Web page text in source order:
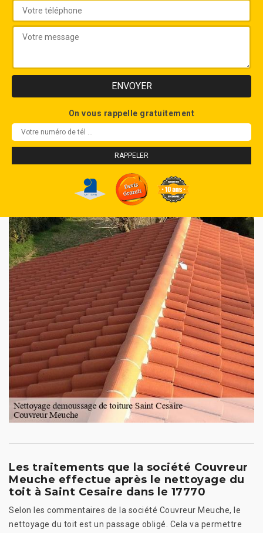
On vous rappelle gratuitement
Les traitements que la société Couvreur
Meuche effectue après le nettoyage du
toit à Saint Cesaire dans le 17770
Selon les commentaires de la société Couvreur Meuche, le
nettoyage du toit est un passage obligé. Cela va permettre